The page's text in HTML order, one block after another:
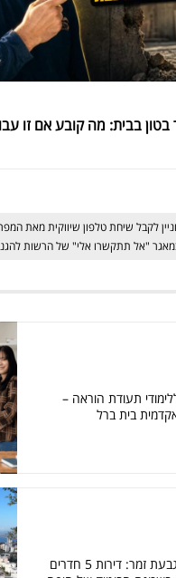
בבית: מה קובע אם זו
לקבל שיחת טלפון שיווקית מאת
"אל תתקשרו אלי" של הרשות
תעודת הוראה –
בית ברל
שיכון ובינוי ממשיכה בגבעת זמר: דירות 5 חדרים